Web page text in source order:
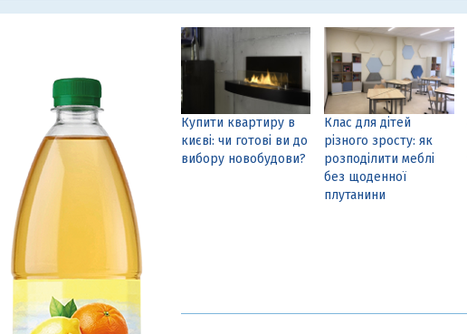
Купити квартиру в
києві: чи готові ви до
вибору новобудови?
Клас для дітей
різного зросту: як
розподілити меблі
без щоденної
плутанини